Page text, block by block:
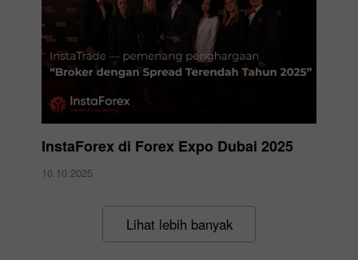
InstaForex di Forex Expo Dubai 2025
10.10.2025
Lihat lebih banyak